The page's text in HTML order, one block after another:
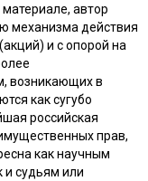
автор
механизма действия
и с опорой на
возникающих в
как сугубо
российская
прав,
как научным
и судьям или